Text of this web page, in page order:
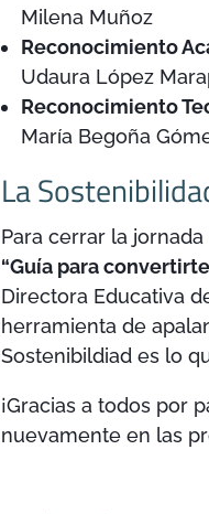
Milena Muñoz
Reconocimiento
Udaura López
Reconocimiento
María Begoña
La
Para cerrar la
“Guía para
Directora Educativa
herramienta de
Sostenibildiad es lo
¡Gracias a todos por
nuevamente en las